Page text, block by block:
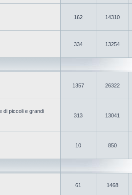
162 14310
334 13254
1357 26322
di piccoli e grandi
313 13041
10 850
61 1468